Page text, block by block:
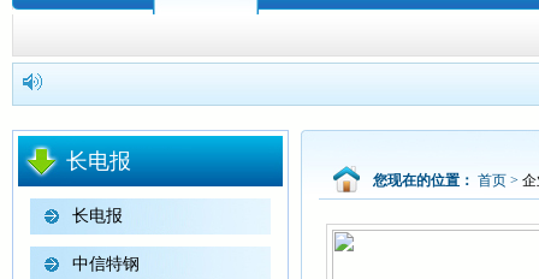
长电报
长电报
中信特钢
您现在的位置： 首页 >